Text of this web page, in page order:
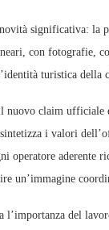
significativa: la
con fotografie,
turistica della
nuovo claim ufficiale
i valori
operatore
un’immagine
l’importanza del